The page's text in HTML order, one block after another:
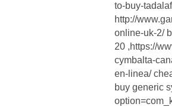
to-buy-
http://
online-uk-2/
20 ,https://
cymbalta-
en-linea/
buy generic